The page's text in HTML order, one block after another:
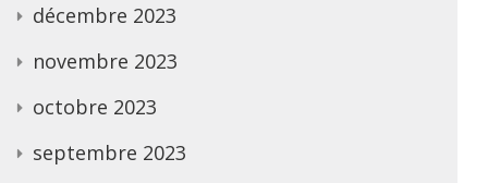
décembre 2023
novembre 2023
octobre 2023
septembre 2023